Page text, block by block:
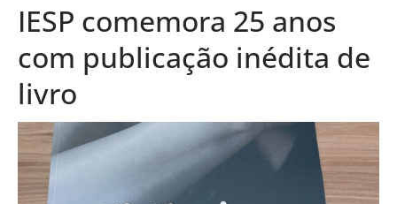
IESP comemora 25 anos
com publicação inédita de
livro